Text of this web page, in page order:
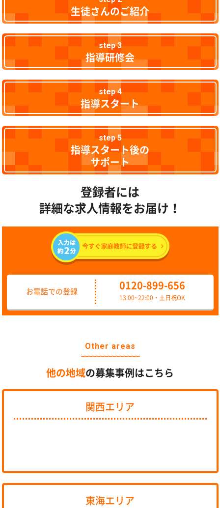
生徒さんのご紹介
step 3
指導研修会
step 4
指導スタート
step 5
指導スタート後の
サポート
登録者には
詳細な求人情報をお届け！
お電話での登録
0120-899-656
13:00~22:00・土日祝OK
Other areas
他の地域の募集事例はこちら
関西エリア
東海エリア